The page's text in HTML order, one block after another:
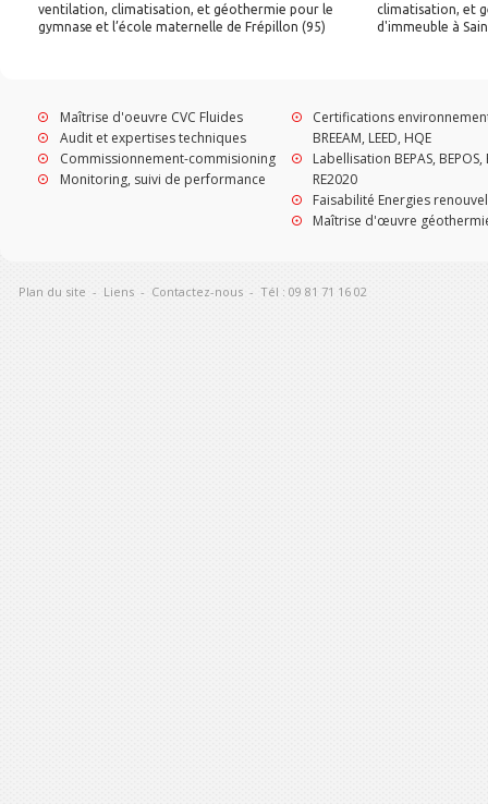
ventilation, climatisation, et géothermie pour le
gymnase et l’école maternelle de Frépillon (95)
climatisation, et
d'immeuble à
Maîtrise d'oeuvre CVC Fluides
Audit et expertises techniques
Commissionnement-commisioning
Monitoring, suivi de performance
Certifications
BREEAM, LEED, HQE
Labellisation BEPAS, BEPOS,
RE2020
Faisabilité Energies
Maîtrise d'œuvre
Plan du site - Liens - Contactez-nous - Tél : 09 81 71 16 02